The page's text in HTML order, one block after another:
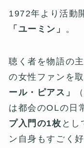
1972年より活動
「ユーミン」
。
聴く者を物語の
の女性ファンを
ール・ピアス」
は都会のOLの日
プ入門の1枚 とし
ン自身もすごく